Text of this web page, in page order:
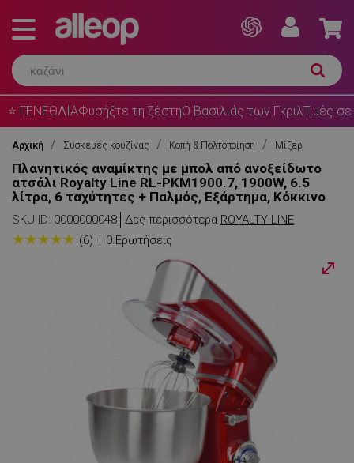
⭐ ΓΕΝΕΘΛΙΑΦυσήξτε τη ζέστηΟ Βασιλιάς των ΓκριλΤιμές σε
Αρχική Συσκευές κουζίνας Κοπή & Πολτοποίηση Μίξερ
Πλανητικός αναμίκτης με μπολ από ανοξείδωτο
ατσάλι Royalty Line RL-PKM1900.7, 1900W, 6.5
λίτρα, 6 ταχύτητες + Παλμός, Εξάρτημα, Κόκκινο
SKU ID: 0000000048 Δες περισσότερα ROYALTY LINE
★★★★★ (6) 0 Ερωτήσεις